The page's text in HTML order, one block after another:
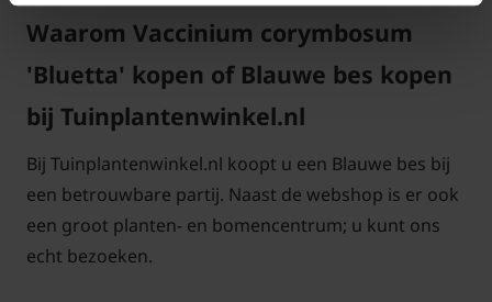
nieuwe scheuten.
Waarom Vaccinium corymbosum
'Bluetta' kopen of Blauwe bes kopen
bij Tuinplantenwinkel.nl
Bij Tuinplantenwinkel.nl koopt u een Blauwe bes bij
een betrouwbare partij. Naast de webshop is er ook
een groot planten- en bomencentrum; u kunt ons
echt bezoeken.